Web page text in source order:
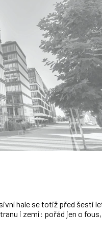
hale se totiž před šesti
i zemi: pořád jen o fous,